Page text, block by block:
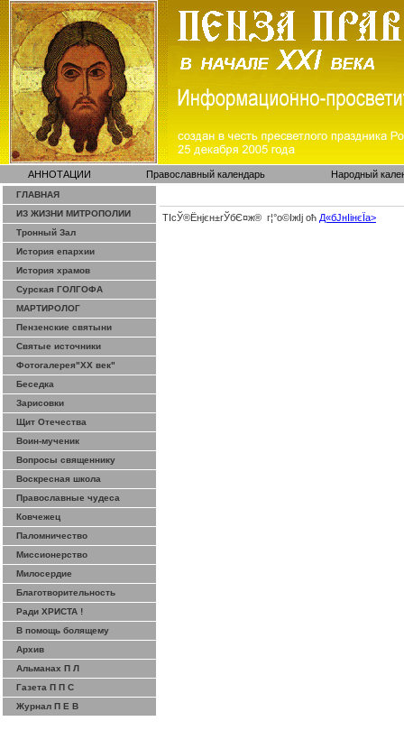
АННОТАЦИИ Православный календарь Народный
ГЛАВНАЯ
ИЗ ЖИЗНИ МИТРОПОЛИИ
Тронный Зал
История епархии
История храмов
Сурская ГОЛГОФА
МАРТИРОЛОГ
Пензенские святыни
Святые источники
Фотогалерея"ХХ век"
Беседка
Зарисовки
Щит Отечества
Воин-мученик
Вопросы священнику
Воскресная школа
Православные чудеса
Ковчежец
Паломничество
Миссионерство
Милосердие
Благотворительность
Ради ХРИСТА !
В помощь болящему
Архив
Альманах П Л
Газета П П С
Журнал П Е В
ТІсЎ®Ёнјєн±­гЎ­бЄ¤ж® г¦°о©ІжІј оћ Д«бЈ­нІінєЇa>